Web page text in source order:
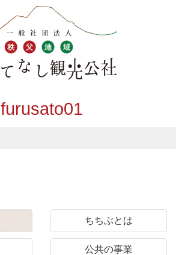
furusato01
ちちぶとは
公共の事業